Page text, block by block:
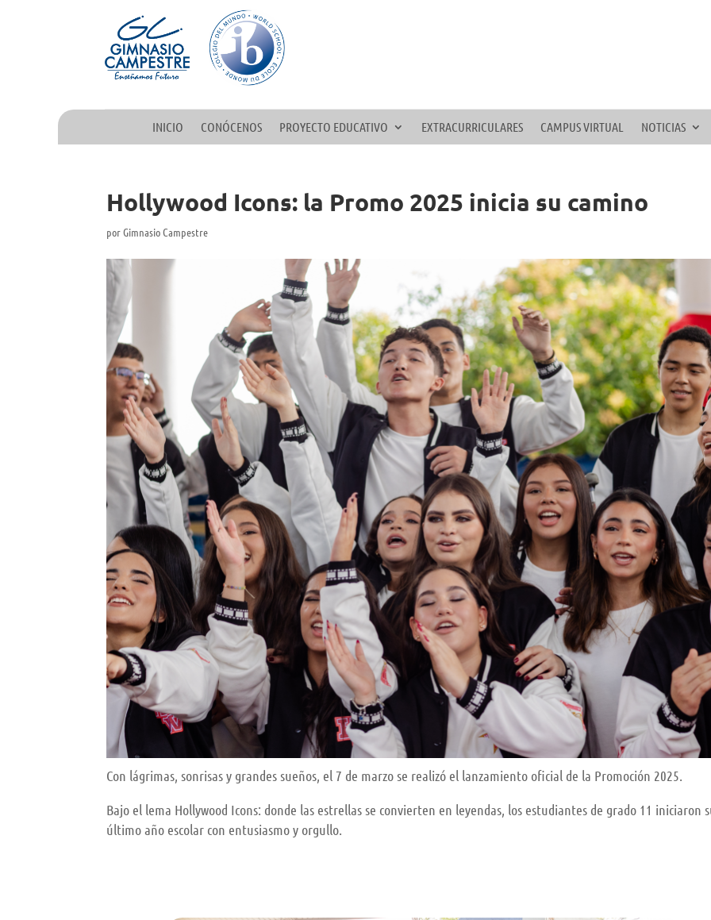
INICIO CONÓCENOS PROYECTO EDUCATIVO EXTRACURRICULARES CAMPUS VIRTUAL NOTICIAS
Hollywood Icons: la Promo 2025 inicia su camino
porGimnasio Campestre
Con lágrimas, sonrisas y grandes sueños, el 7 de marzo se realizó el lanzamiento oficial de la Promoción 2025.
Bajo el lema Hollywood Icons: donde las estrellas se convierten en leyendas, los estudiantes de grado 11 iniciaron
último año escolar con entusiasmo y orgullo.